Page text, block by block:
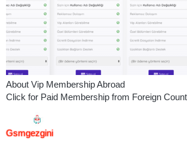
About Vip Membership Abroad
Click for Paid Membership from Foreign
Gsmgezgini